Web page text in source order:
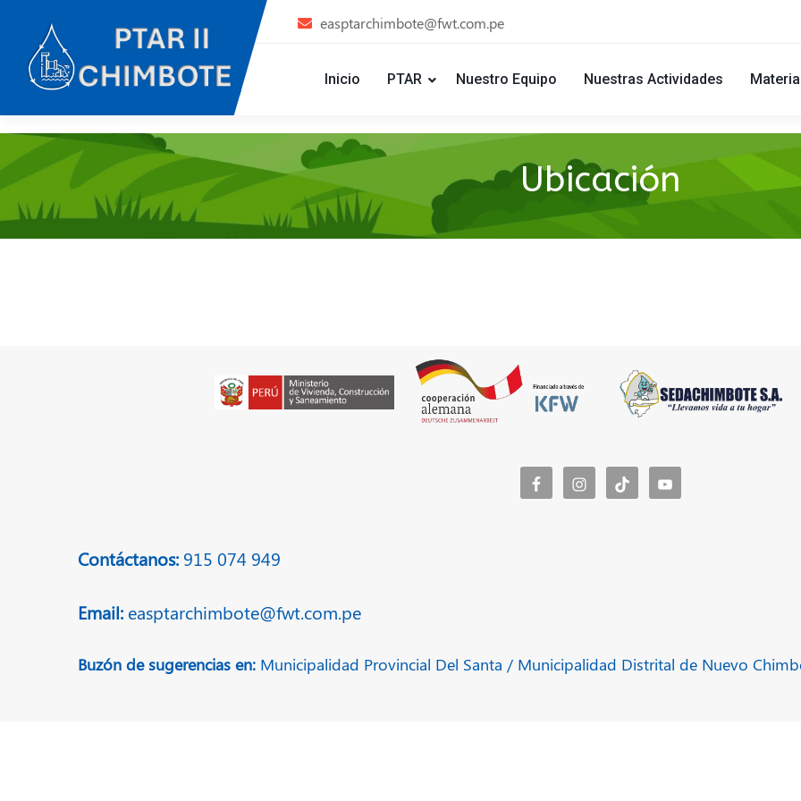
easptarchimbote@fwt.com.pe
Inicio PTAR Nuestro Equipo Nuestras Actividades
Ubicación
Contáctanos: 915 074 949
Email: easptarchimbote@fwt.com.pe
Buzón de sugerencias en:Municipalidad Provincial Del Santa / Municipalidad Distrital de Nuevo